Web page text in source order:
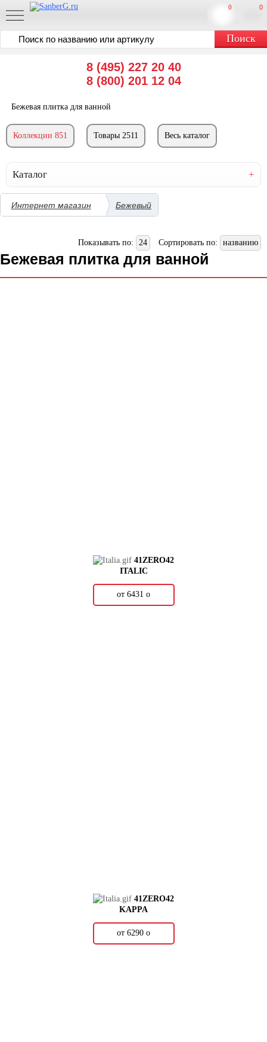
8 (495) 227 20 40
8 (800) 201 12 04
0
0
Бежевая плитка для ванной
Коллекции 851 Товары 2511 Весь каталог
Каталог
Интернет магазин Бежевый
Показывать по: 24 Сортировать по: названию
Бежевая плитка для ванной
41ZERO42
ITALIC
от 6431 о
41ZERO42
KAPPA
от 6290 о